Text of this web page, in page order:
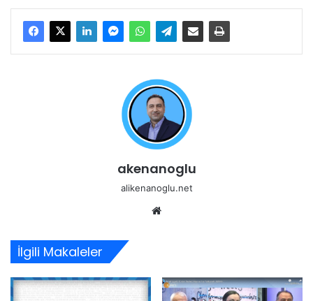
akenanoglu
alikenanoglu.net
İlgili Makaleler